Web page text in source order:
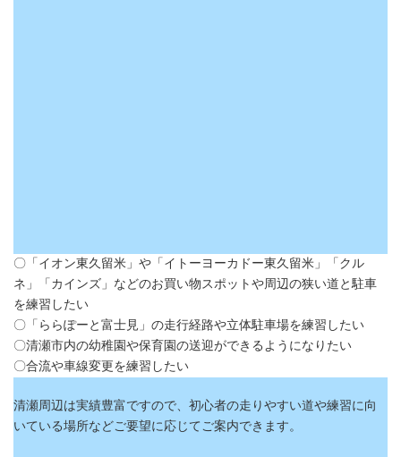
〇「イオン東久留米」や「イトーヨーカドー東久留米」「クル
ネ」「カインズ」などのお買い物スポットや周辺の狭い道と駐車
を練習したい
〇「ららぽーと富士見」の走行経路や立体駐車場を練習したい
〇清瀬市内の幼稚園や保育園の送迎ができるようになりたい
〇合流や車線変更を練習したい
清瀬周辺は実績豊富ですので、初心者の走りやすい道や練習に向
いている場所などご要望に応じてご案内できます。